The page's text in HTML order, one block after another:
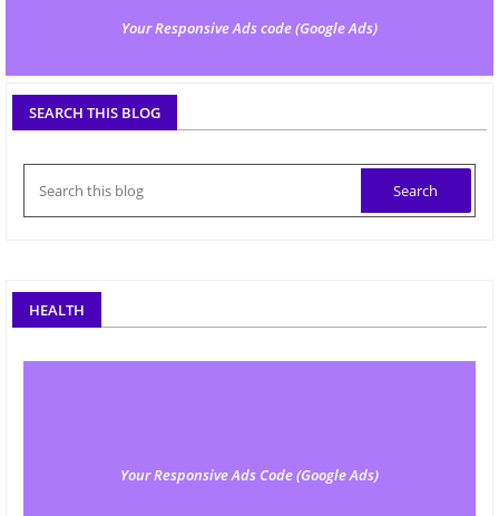
Your Responsive Ads code (Google Ads)
SEARCH THIS BLOG
HEALTH
Your Responsive Ads Code (Google Ads)